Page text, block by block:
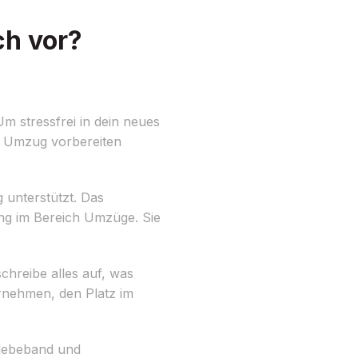
vor?
stressfrei in dein neues
vorbereiten
unterstützt. Das
im Bereich Umzüge. Sie
alles auf, was
den Platz im
und